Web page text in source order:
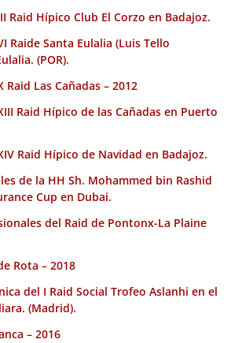
Raid Hípico Club El Corzo en Badajoz.
Raide Santa Eulalia (Luis Tello
(POR).
Raid Las Cañadas – 2012
Raid Hípico de las Cañadas en Puerto
Raid Hípico de Navidad en Badajoz.
de la HH Sh. Mohammed bin Rashid
Cup en Dubai.
del Raid de Pontonx-La Plaine
Rota – 2018
del I Raid Social Trofeo Aslanhi en el
(Madrid).
– 2016